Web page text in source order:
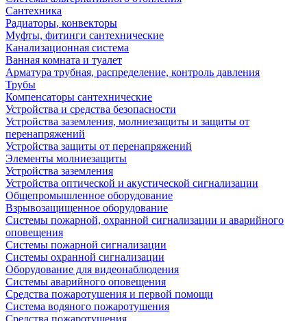
Сантехника
Радиаторы, конвекторы
Муфты, фитинги сантехнические
Канализационная система
Ванная комната и туалет
Арматура трубная, распределение, контроль давления
Трубы
Компенсаторы сантехнические
Устройства и средства безопасности
Устройства заземления, молниезащиты и защиты от
перенапряжений
Устройства защиты от перенапряжений
Элементы молниезащиты
Устройства заземления
Устройства оптической и акустической сигнализации
Общепромышленное оборудование
Взрывозащищенное оборудование
Системы пожарной, охранной сигнализации и аварийного
оповещения
Системы пожарной сигнализации
Системы охранной сигнализации
Оборудование для видеонаблюдения
Системы аварийного оповещения
Средства пожаротушения и первой помощи
Система водяного пожаротушения
Средства пожаротушения